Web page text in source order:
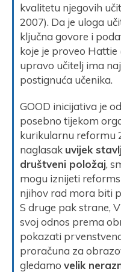
kvalitetu njegovih
2007). Da je uloga
ključna govore i
koje je proveo Hattie
upravo učitelj ima
postignuća učenika.
GOOD inicijativa je
posebno tijekom
kurikularnu reformu
naglasak uvijek
društveni položaj,
mogu iznijeti
njihov rad mora biti
S druge pak strane,
svoj odnos prema
pokazati
proračuna za
gledamo velik